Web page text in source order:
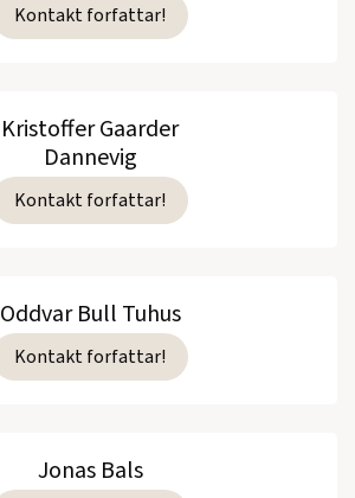
Kontakt forfattar!
Kristoffer Gaarder
Dannevig
Kontakt forfattar!
Oddvar Bull Tuhus
Kontakt forfattar!
Jonas Bals